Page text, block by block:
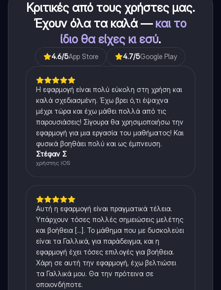
Κριτικές από τους χρήστες μας.
Έχουν όλα τα καλά — και το
ίδιο θα είχες κι εσύ.
4.6/5App Store 4.7/5Google Play
Η εφαρμογή είναι πολύ εύκολη στη χρήση και
καλά σχεδιασμένη. Έχω βρει ό,τι έψαχνα
μέχρι τώρα και έχω μάθει πολλά από τις
παρουσιάσεις! Σίγουρα θα χρησιμοποιήσω την
εφαρμογή για μια εργασία του μαθήματος! Και
φυσικά βοηθάει πολύ και ως έμπνευση.
Στέφαν Σ
χρήστης iOS
Αυτή η εφαρμογή είναι πραγματικά τέλεια.
Υπάρχουν τόσες πολλές σημειώσεις μελέτης
και βοήθεια [...]. Το μάθημα που με δυσκολεύει
είναι τα Γαλλικά, για παράδειγμα, και η
εφαρμογή έχει τόσες επιλογές για βοήθεια.
Χάρη σε αυτή την εφαρμογή, έχω βελτιώσει
τα Γαλλικά μου. Θα την πρότεινα σε
οποιονδήποτε.